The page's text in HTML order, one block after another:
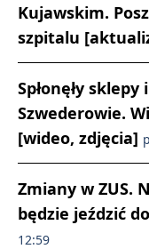
Kujawskim.
szpitalu
Spłonęły
Szwederowie.
[wideo, zdjęcia]
Zmiany w ZUS.
będzie jeździć
12:59